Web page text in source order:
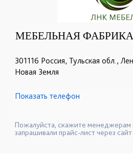
МЕБЕЛЬНАЯ
301116 Россия, Тульская обл.,
Новая Земля
☎+7 (4872) 73-07-56
Показать телефон
Пожалуйста, скажите менеджерам
запрашивали прайс-лист через